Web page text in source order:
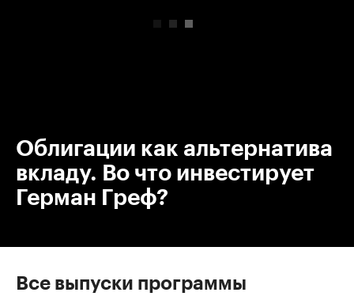
Облигации как альтернатива
вкладу. Во что инвестирует
Герман Греф?
Все выпуски программы